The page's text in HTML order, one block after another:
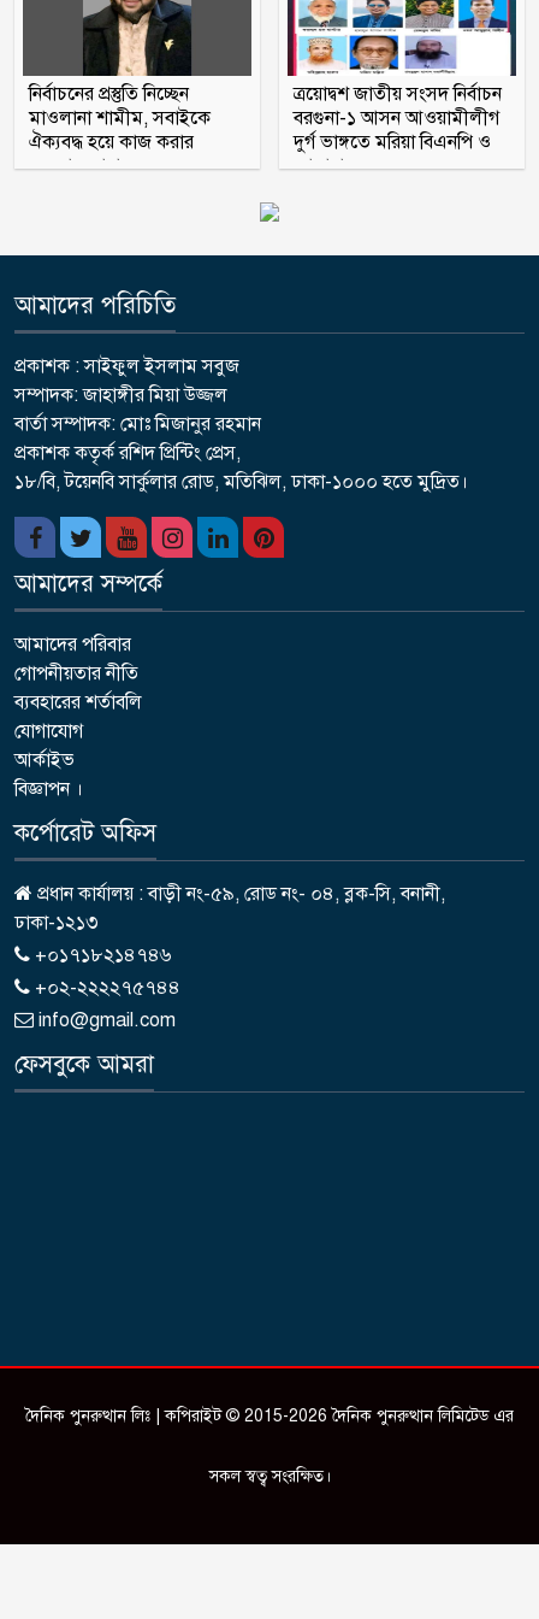
নির্বাচনের প্রস্তুতি নিচ্ছেন
মাওলানা শামীম, সবাইকে
ঐক্যবদ্ধ হয়ে কাজ করার
অহব্বান জানান
ত্রয়োদ্বশ জাতীয় সংসদ নির্বাচন
বরগুনা-১ আসন আওয়ামীলীগ
দুর্গ ভাঙ্গতে মরিয়া বিএনপি ও
জামায়াত
আমাদের পরিচিতি
প্রকাশক : সাইফুল ইসলাম সবুজ
সম্পাদক: জাহাঙ্গীর মিয়া উজ্জল
বার্তা সম্পাদক: মোঃ মিজানুর রহমান
প্রকাশক কতৃর্ক রশিদ প্রিন্টিং প্রেস,
১৮/বি, টয়েনবি সার্কুলার রোড, মতিঝিল, ঢাকা-১০০০ হতে মুদ্রিত।
আমাদের সম্পর্কে
আমাদের পরিবার
গোপনীয়তার নীতি
ব্যবহারের শর্তাবলি
যোগাযোগ
আর্কাইভ
বিজ্ঞাপন ।
কর্পোরেট অফিস
প্রধান কার্যালয় : বাড়ী নং-৫৯, রোড নং- ০৪, ব্লক-সি, বনানী,
ঢাকা-১২১৩
+০১৭১৮২১৪৭৪৬
+০২-২২২২৭৫৭৪৪
info@gmail.com
ফেসবুকে আমরা
দৈনিক পুনরুত্থান লিঃ | কপিরাইট © 2015-2026 দৈনিক পুনরুত্থান লিমিটেড এর
সকল স্বত্ব সংরক্ষিত।